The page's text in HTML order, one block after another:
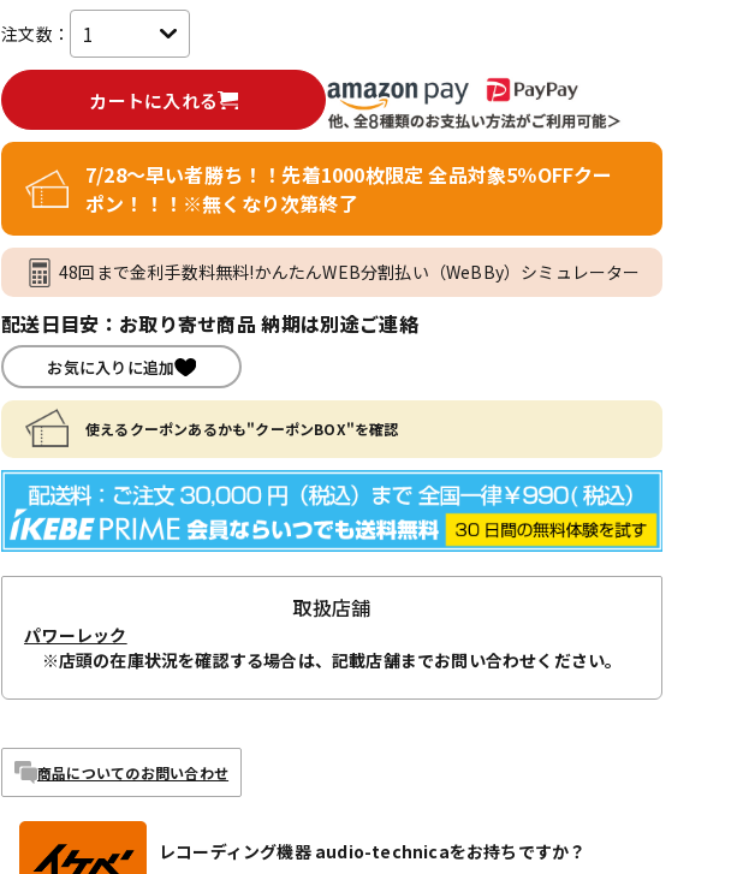
注文数：
カートに入れる
7/28～早い者勝ち！！先着1000枚限定 全品対象5％OFFクー
ポン！！！※無くなり次第終了
48回まで金利手数料無料!かんたんWEB分割払い（WeBBy）シミュレーター
配送日目安：お取り寄せ商品 納期は別途ご連絡
お気に入りに追加
使えるクーポンあるかも"クーポンBOX"を確認
取扱店舗
パワーレック
※店頭の在庫状況を確認する場合は、記載店舗までお問い合わせください。
商品についてのお問い合わせ
レコーディング機器 audio-technicaをお持ちですか？